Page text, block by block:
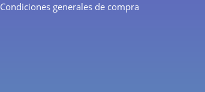
Condiciones generales de compra